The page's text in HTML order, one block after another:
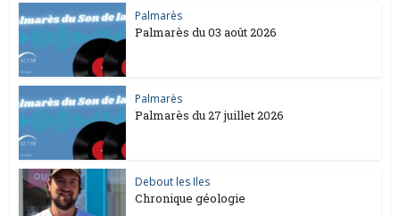
Palmarès
Palmarès du 03 août 2026
Palmarès
Palmarès du 27 juillet 2026
Debout les Iles
Chronique géologie